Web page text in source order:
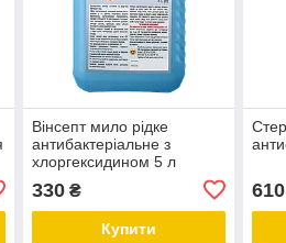
Вінсепт мило рідке
антибактеріальне з
хлоргексидином 5 л
330₴
Купити
610